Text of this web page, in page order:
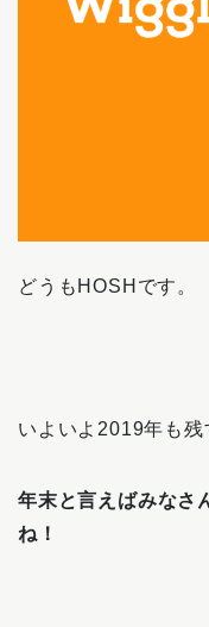
どうもHOSHです。
いよいよ2019年も残
年末と言えばみなさ
ね！